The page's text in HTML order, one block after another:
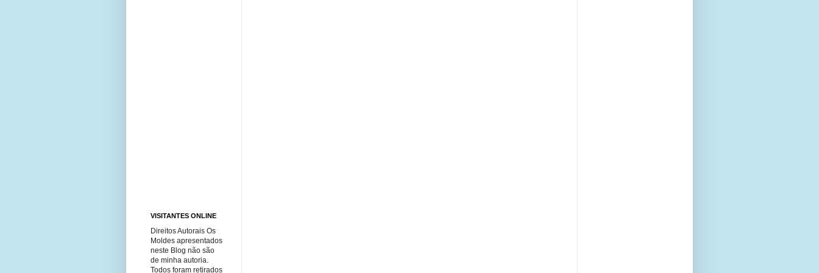
VISITANTES ONLINE
Direitos Autorais Os
Moldes apresentados
neste Blog não são
de minha autoria.
Todos foram retirados